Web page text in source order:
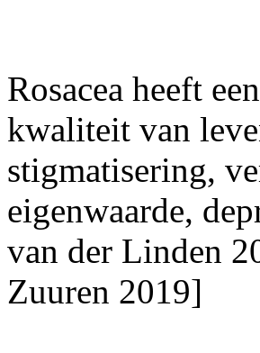
Rosacea heeft
kwaliteit van
stigmatisering,
eigenwaarde,
van der Linden
Zuuren 2019]